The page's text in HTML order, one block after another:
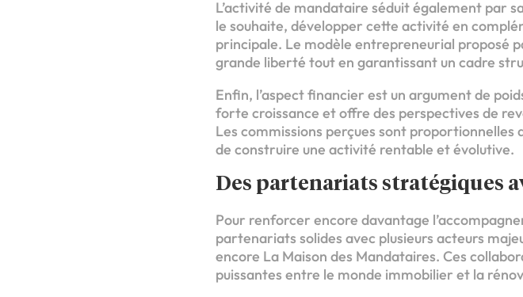
L’activité de mandataire séduit également par
le souhaite, développer cette activité en
principale. Le modèle entrepreneurial proposé
grande liberté tout en garantissant un cadre
Enfin, l’aspect financier est un argument de
forte croissance et offre des perspectives de
Les commissions perçues sont
de construire une activité rentable et évolutive.
Des partenariats stratégiques
Pour renforcer encore davantage
partenariats solides avec plusieurs acteurs
encore La Maison des Mandataires. Ces
puissantes entre le monde immobilier et la